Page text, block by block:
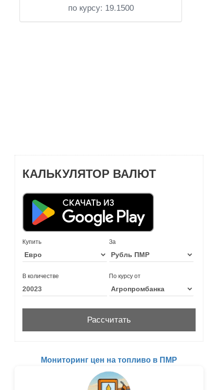
по курсу: 19.1500
КАЛЬКУЛЯТОР ВАЛЮТ
Купить За
В количестве По курсу от
Мониторинг цен на топливо в ПМР